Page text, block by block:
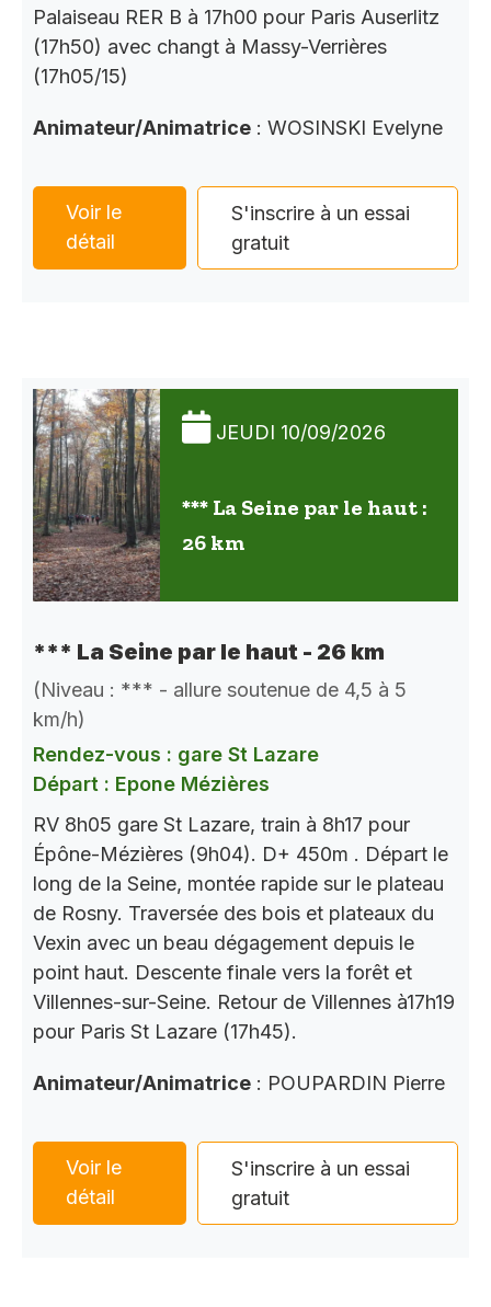
Palaiseau RER B à 17h00 pour Paris Auserlitz
(17h50) avec changt à Massy-Verrières
(17h05/15)
Animateur/Animatrice : WOSINSKI Evelyne
Voir le
détail
S'inscrire à un essai
gratuit
JEUDI 10/09/2026
*** La Seine par le haut :
26 km
*** La Seine par le haut - 26 km
(Niveau : *** - allure soutenue de 4,5 à 5
km/h)
Rendez-vous : gare St Lazare
Départ : Epone Mézières
RV 8h05 gare St Lazare, train à 8h17 pour
Épône-Mézières (9h04). D+ 450m . Départ le
long de la Seine, montée rapide sur le plateau
de Rosny. Traversée des bois et plateaux du
Vexin avec un beau dégagement depuis le
point haut. Descente finale vers la forêt et
Villennes-sur-Seine. Retour de Villennes à17h19
pour Paris St Lazare (17h45).
Animateur/Animatrice : POUPARDIN Pierre
Voir le
détail
S'inscrire à un essai
gratuit